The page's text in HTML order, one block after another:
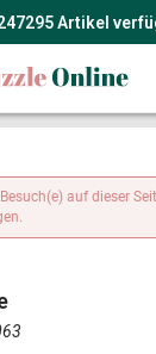
Artikel
Gärten
auf dieser